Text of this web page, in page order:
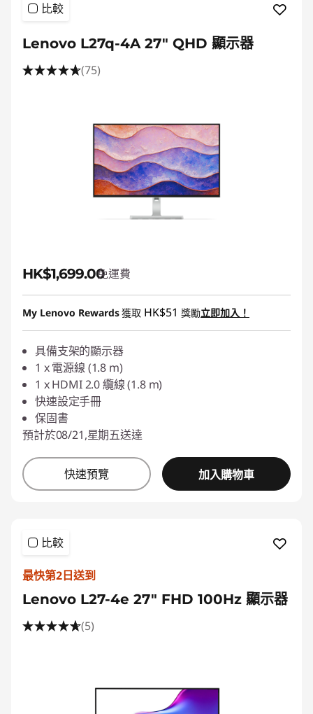
比較
Lenovo L27q-4A 27" QHD 顯示器
(75)
HK$1,699.00免運費
My Lenovo Rewards獲取 HK$51 獎勵立即加入！
具備支架的顯示器
1 x 電源線 (1.8 m)
1 x HDMI 2.0 纜線 (1.8 m)
快速設定手冊
保固書
預計於08/21,星期五送達
快速預覽 加入購物車
比較
最快第2日送到
Lenovo L27-4e 27" FHD 100Hz 顯示器
(5)